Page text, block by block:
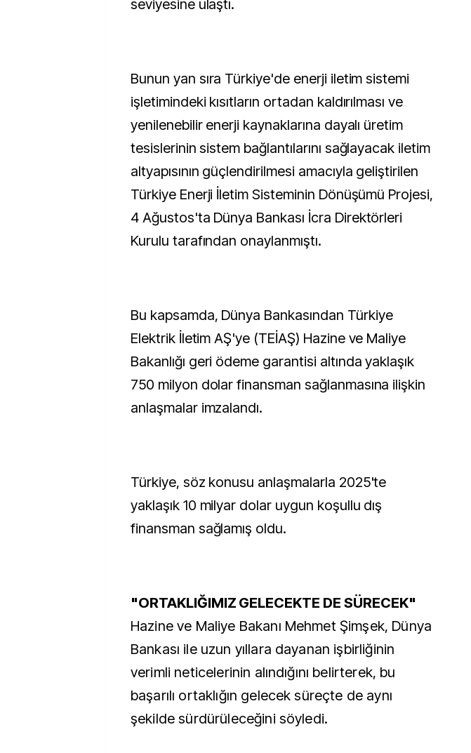
seviyesine ulaştı.
Bunun yan sıra Türkiye'de enerji iletim sistemi
işletimindeki kısıtların ortadan kaldırılması ve
yenilenebilir enerji kaynaklarına dayalı üretim
tesislerinin sistem bağlantılarını sağlayacak iletim
altyapısının güçlendirilmesi amacıyla geliştirilen
Türkiye Enerji İletim Sisteminin Dönüşümü Projesi,
4 Ağustos'ta Dünya Bankası İcra Direktörleri
Kurulu tarafından onaylanmıştı.
Bu kapsamda, Dünya Bankasından Türkiye
Elektrik İletim AŞ'ye (TEİAŞ) Hazine ve Maliye
Bakanlığı geri ödeme garantisi altında yaklaşık
750 milyon dolar finansman sağlanmasına ilişkin
anlaşmalar imzalandı.
Türkiye, söz konusu anlaşmalarla 2025'te
yaklaşık 10 milyar dolar uygun koşullu dış
finansman sağlamış oldu.
"ORTAKLIĞIMIZ GELECEKTE DE SÜRECEK"
Hazine ve Maliye Bakanı Mehmet Şimşek, Dünya
Bankası ile uzun yıllara dayanan işbirliğinin
verimli neticelerinin alındığını belirterek, bu
başarılı ortaklığın gelecek süreçte de aynı
şekilde sürdürüleceğini söyledi.